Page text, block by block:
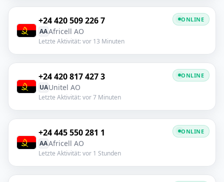
+24 420 509 226 7
AAAfricell AO
Letzte Aktivität: vor 13 Minuten
ONLINE
+24 420 817 427 3
UAUnitel AO
Letzte Aktivität: vor 7 Minuten
ONLINE
+24 445 550 281 1
AAAfricell AO
Letzte Aktivität: vor 1 Stunden
ONLINE